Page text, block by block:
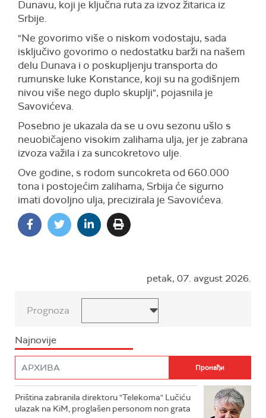
Dunavu, koji je ključna ruta za izvoz žitarica iz
Srbije.
"Ne govorimo više o niskom vodostaju, sada
isključivo govorimo o nedostatku barži na našem
delu Dunava i o poskupljenju transporta do
rumunske luke Konstance, koji su na godišnjem
nivou više nego duplo skuplji", pojasnila je
Savovićeva.
Posebno je ukazala da se u ovu sezonu ušlo s
neuobičajeno visokim zalihama ulja, jer je zabrana
izvoza važila i za suncokretovo ulje.
Ove godine, s rodom suncokreta od 660.000
tona i postojećim zalihama, Srbija će sigurno
imati dovoljno ulja, precizirala je Savovićeva.
petak, 07. avgust 2026.
Prognoza
Najnovije
Priština zabranila direktoru "Telekoma" Lučiću
ulazak na KiM, proglašen personom non grata